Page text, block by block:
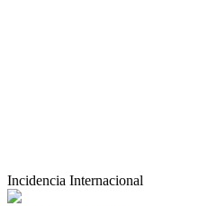
Incidencia Internacional